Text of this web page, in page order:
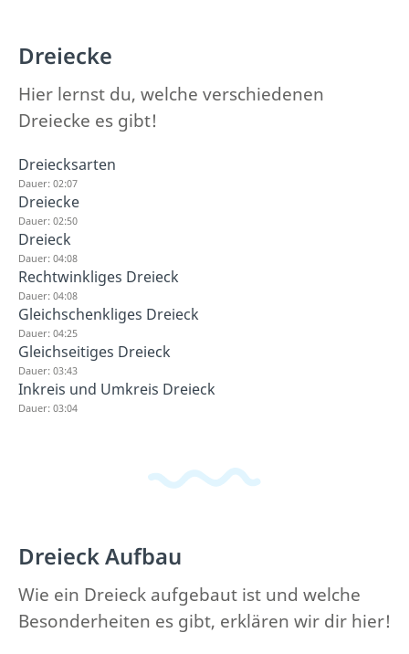
Dreiecke
Hier lernst du, welche verschiedenen
Dreiecke es gibt!
Dreiecksarten
Dauer: 02:07
Dreiecke
Dauer: 02:50
Dreieck
Dauer: 04:08
Rechtwinkliges Dreieck
Dauer: 04:08
Gleichschenkliges Dreieck
Dauer: 04:25
Gleichseitiges Dreieck
Dauer: 03:43
Inkreis und Umkreis Dreieck
Dauer: 03:04
Dreieck Aufbau
Wie ein Dreieck aufgebaut ist und welche
Besonderheiten es gibt, erklären wir dir hier!